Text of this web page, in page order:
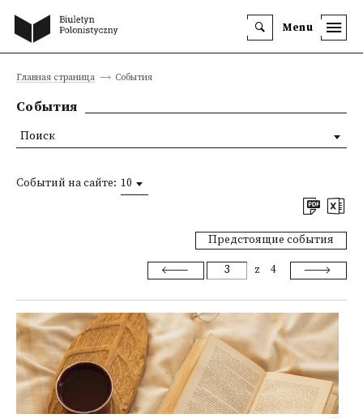
Menu
Главная страница События
События
Событий на сайте: 10
Предстоящие события
z 4
Поиск